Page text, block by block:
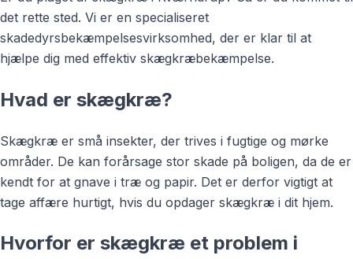
det rette sted. Vi er en specialiseret
skadedyrsbekæmpelsesvirksomhed, der er klar til at
hjælpe dig med effektiv skægkræbekæmpelse.
Hvad er skægkræ?
Skægkræ er små insekter, der trives i fugtige og mørke
områder. De kan forårsage stor skade på boligen, da de er
kendt for at gnave i træ og papir. Det er derfor vigtigt at
tage affære hurtigt, hvis du opdager skægkræ i dit hjem.
Hvorfor er skægkræ et problem i